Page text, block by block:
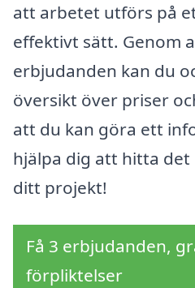
att arbetet utförs på
effektivt sätt. Genom
erbjudanden kan du
översikt över priser
att du kan göra ett
hjälpa dig att hitta
ditt projekt!
Få 3 erbjudanden,
förpliktelser